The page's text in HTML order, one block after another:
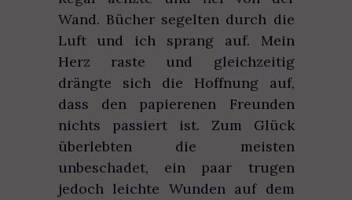
Wand. Bücher segelten durch die
Luft und ich sprang auf. Mein
Herz raste und gleichzeitig
drängte sich die Hoffnung auf,
dass den papierenen Freunden
nichts passiert ist. Zum Glück
überlebten die meisten
unbeschadet, ein paar trugen
jedoch leichte Wunden auf dem